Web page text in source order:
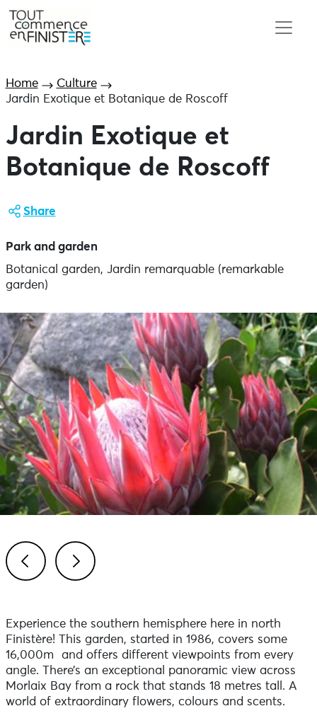
Home
Culture
Jardin Exotique et Botanique de Roscoff
Jardin Exotique et
Botanique de Roscoff
Share
Park and garden
Botanical garden, Jardin remarquable (remarkable
garden)
Experience the southern hemisphere here in north
Finistère! This garden, started in 1986, covers some
16,000m² and offers different viewpoints from every
angle. There’s an exceptional panoramic view across
Morlaix Bay from a rock that stands 18 metres tall. A
world of extraordinary flowers, colours and scents.